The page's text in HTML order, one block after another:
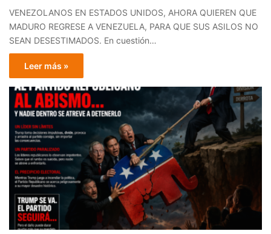
VENEZOLANOS EN ESTADOS UNIDOS, AHORA QUIEREN QUE
MADURO REGRESE A VENEZUELA, PARA QUE SUS ASILOS NO
SEAN DESESTIMADOS. En cuestión…
Leer más »